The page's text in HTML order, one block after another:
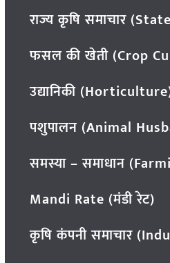
राज्य कृषि समाचार
फसल की खेती (Crop
उद्यानिकी
पशुपालन (Animal
समस्या – समाधान
Mandi Rate (मंडी रेट)
कृषि कंपनी समाचार